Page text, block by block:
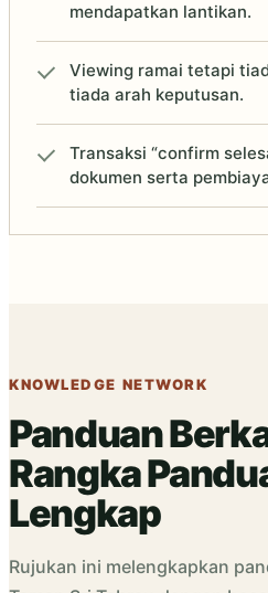
mendapatkan lantikan.
Viewing ramai tetapi
tiada arah keputusan.
Transaksi “confirm
dokumen serta
KNOWLEDGE NETWORK
Panduan
Rangka
Lengkap
Rujukan ini melengkapkan